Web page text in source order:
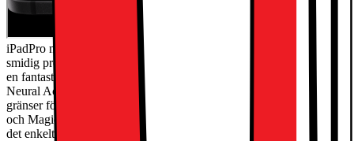
iPadPro med Apple M5-chippet har extremt hög prestanda för
smidig produktivitet och avancerade AI-baserade arbetsflöden. Med
en fantastisk Ultra Retina XDR-skärm, supersnabbt wifi7 och 5G,
Neural Accelerators för AI och ett iPadOS i nydesign finns det inga
gränser för vad du kan göra. Kombinera den med Apple Pencil Pro
och Magic Keyboard, så får du en otroligt mångsidig iPad som gör
det enkelt att skapa ochjobba.